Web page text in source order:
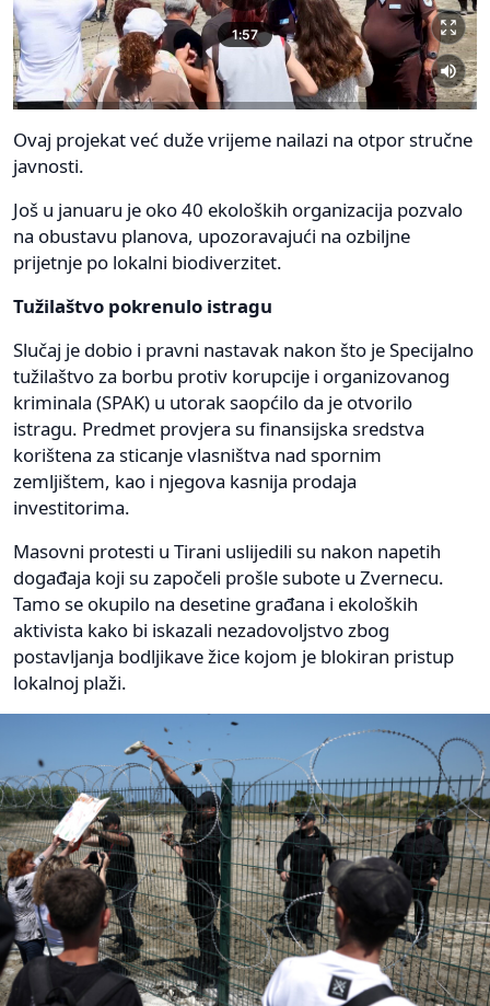
Ovaj projekat već duže vrijeme nailazi na otpor stručne
javnosti.
Još u januaru je oko 40 ekoloških organizacija pozvalo
na obustavu planova, upozoravajući na ozbiljne
prijetnje po lokalni biodiverzitet.
Tužilaštvo pokrenulo istragu
Slučaj je dobio i pravni nastavak nakon što je Specijalno
tužilaštvo za borbu protiv korupcije i organizovanog
kriminala (SPAK) u utorak saopćilo da je otvorilo
istragu. Predmet provjera su finansijska sredstva
korištena za sticanje vlasništva nad spornim
zemljištem, kao i njegova kasnija prodaja
investitorima.
Masovni protesti u Tirani uslijedili su nakon napetih
događaja koji su započeli prošle subote u Zvernecu.
Tamo se okupilo na desetine građana i ekoloških
aktivista kako bi iskazali nezadovoljstvo zbog
postavljanja bodljikave žice kojom je blokiran pristup
lokalnoj plaži.